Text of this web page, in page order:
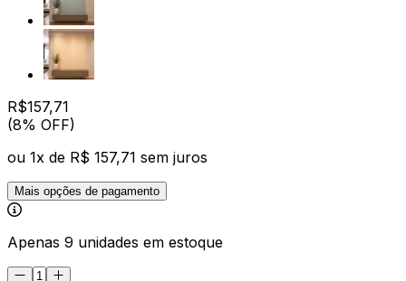
R$157,71
(8% OFF)
ou 1x de R$ 157,71 sem juros
Mais opções de pagamento
Apenas 9 unidades em estoque